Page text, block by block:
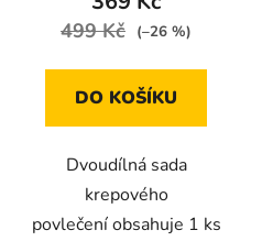
499 Kč (–26 %)
DO KOŠÍKU
Dvoudílná sada
krepového
povlečení obsahuje 1 ks